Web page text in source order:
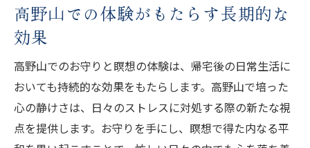
高野山での体験がもたらす長期的な
効果
高野山でのお守りと瞑想の体験は、帰宅後の日常生活に
おいても持続的な効果をもたらします。高野山で培った
心の静けさは、日々のストレスに対処する際の新たな視
点を提供します。お守りを手にし、瞑想で得た内なる平